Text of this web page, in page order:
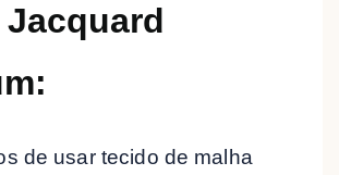
Jacquard
:
de usar tecido de malha